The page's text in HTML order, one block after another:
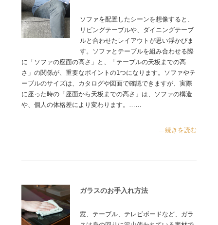
ソファを配置したシーンを想像すると、
リビングテーブルや、ダイニングテーブ
ルと合わせたレイアウトが思い浮かびま
す。ソファとテーブルを組み合わせる際
に「ソファの座面の高さ」と、「テーブルの天板までの高
さ」の関係が、重要なポイントの1つになります。ソファやテ
ーブルのサイズは、カタログや図面で確認できますが、実際
に座った時の「座面から天板までの高さ」は、ソファの構造
や、個人の体格差により変わります。……
...続きを読む
ガラスのお手入れ方法
窓、テーブル、テレビボードなど、ガラ